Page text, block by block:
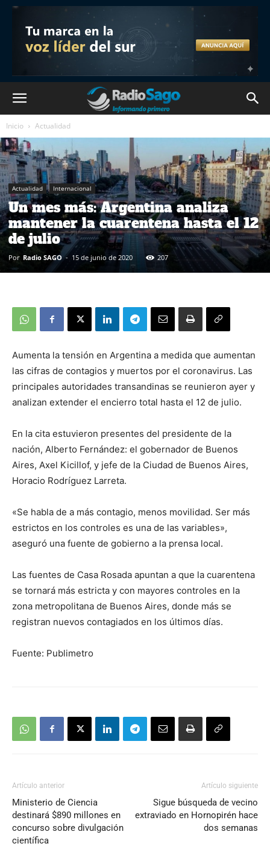
Inicio Actualidad
Actualidad Internacional
Un mes más: Argentina analiza
mantener la cuarentena hasta el 12
de julio
Por Radio SAGO - 15 de junio de 2020 207
Aumenta la tensión en Argentina a medida que aumentan
las cifras de contagios y muertos por el coronavirus. Las
principales autoridades transandinas se reunieron ayer y
analizan extender el encierro total hasta el 12 de julio.
En la cita estuvieron presentes del presidente de la
nación, Alberto Fernández: el gobernador de Buenos
Aires, Axel Kicillof, y jefe de la Ciudad de Buenos Aires,
Horacio Rodríguez Larreta.
«Se habla de a más contagio, menos movilidad. Ser más
estrictos en los controles es una de las variables»,
aseguró una fuente de gobierno a la prensa local.
Las fuentes de Casa Rosada apuntan a que la cuarentena
se tornará más estricta y con mayores controles en la
zona metropolitana de Buenos Aires, donde más se
registran nuevos contagiados en los últimos días.
Fuente: Publimetro
Artículo anterior
Ministerio de Ciencia
destinará $890 millones en
concurso sobre divulgación
científica
Artículo siguiente
Sigue búsqueda de vecino
extraviado en Hornopirén hace
dos semanas